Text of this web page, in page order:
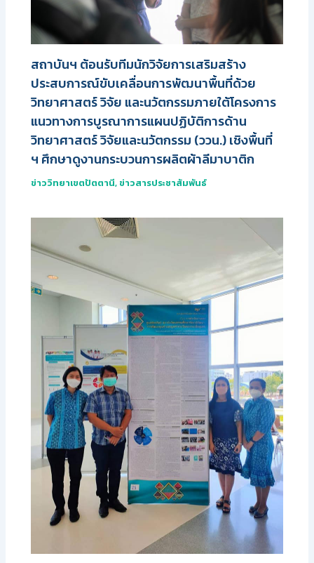
สถาบันฯ ต้อนรับทีมนักวิจัยการเสริมสร้าง
ประสบการณ์ขับเคลื่อนการพัฒนาพื้นที่ด้วย
วิทยาศาสตร์ วิจัย และนวัตกรรมภายใต้โครงการ
แนวทางการบูรณาการแผนปฏิบัติการด้าน
วิทยาศาสตร์ วิจัยและนวัตกรรม (ววน.) เชิงพื้นที่
ฯ ศึกษาดูงานกระบวนการผลิตผ้าลีมาบาติก
ข่าววิทยาเขตปัตตานี, ข่าวสารประชาสัมพันธ์